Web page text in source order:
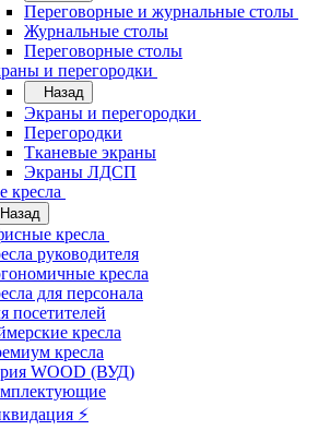
Переговорные и журнальные столы
Журнальные столы
Переговорные столы
и перегородки
Назад
Экраны и перегородки
Перегородки
Тканевые экраны
Экраны ЛДСП
кресла
Назад
кресла
руководителя
кресла
для персонала
посетителей
кресла
кресла
WOOD (ВУД)
⚡